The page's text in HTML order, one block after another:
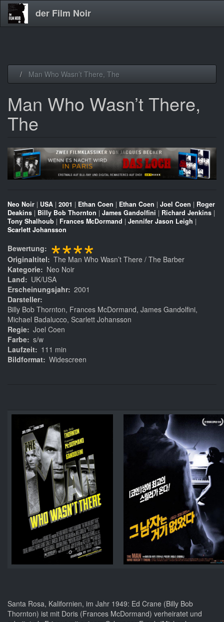
der Film Noir
Man Who Wasn’t There, The
Man Who Wasn’t There,
The
Neo Noir | USA | 2001 | Ethan Coen | Ethan Coen | Joel Coen | Roger
Deakins | Billy Bob Thornton | James Gandolfini | Richard Jenkins |
Tony Shalhoub | Frances McDormand | Jennifer Jason Leigh |
Scarlett Johansson
Bewertung ****
Originaltitel
The Man Who Wasn’t There / The Barber
Kategorie
Neo Noir
Land
UK/USA
Erscheinungsjahr 2001
Darsteller
Billy Bob Thornton, Frances McDormand, James Gandolfini,
Michael Badalucco, Scarlett Johansson
Regie Joel Coen
Farbe s/w
Laufzeit
111 min
Bildformat Widescreen
Santa Rosa, Kalifornien, im Jahr 1949: Ed Crane (Billy Bob
Thornton) ist mit Doris (Frances McDormand) verheiratet und